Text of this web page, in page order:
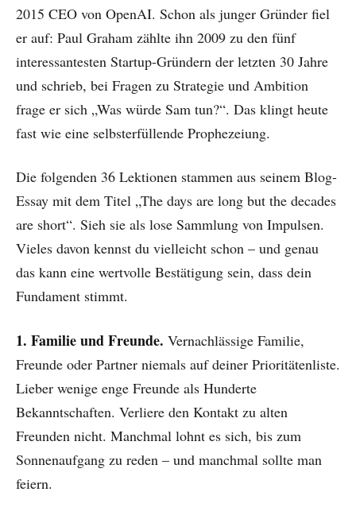
2015 CEO von OpenAI. Schon als junger Gründer fiel
er auf: Paul Graham zählte ihn 2009 zu den fünf
interessantesten Startup-Gründern der letzten 30 Jahre
und schrieb, bei Fragen zu Strategie und Ambition
frage er sich „Was würde Sam tun?“. Das klingt heute
fast wie eine selbsterfüllende Prophezeiung.
Die folgenden 36 Lektionen stammen aus seinem Blog-
Essay mit dem Titel „The days are long but the decades
are short“. Sieh sie als lose Sammlung von Impulsen.
Vieles davon kennst du vielleicht schon – und genau
das kann eine wertvolle Bestätigung sein, dass dein
Fundament stimmt.
1. Familie und Freunde. Vernachlässige Familie,
Freunde oder Partner niemals auf deiner Prioritätenliste.
Lieber wenige enge Freunde als Hunderte
Bekanntschaften. Verliere den Kontakt zu alten
Freunden nicht. Manchmal lohnt es sich, bis zum
Sonnenaufgang zu reden – und manchmal sollte man
feiern.